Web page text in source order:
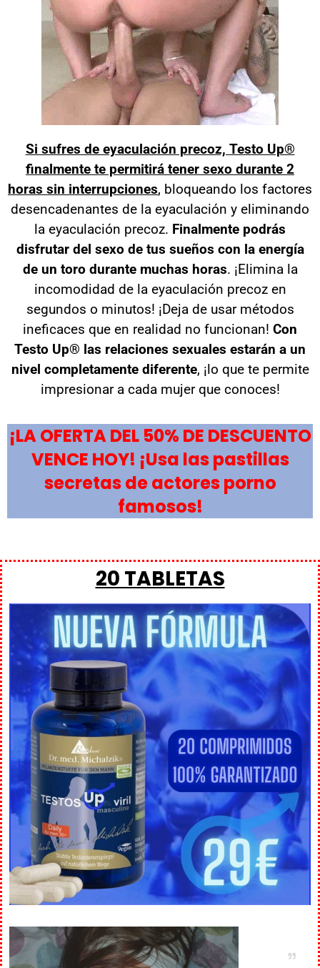
Si sufres de eyaculación precoz, Testo Up®
finalmente te permitirá tener sexo durante 2
horas sin interrupciones, bloqueando los factores
desencadenantes de la eyaculación y eliminando
la eyaculación precoz. Finalmente podrás
disfrutar del sexo de tus sueños con la energía
de un toro durante muchas horas. ¡Elimina la
incomodidad de la eyaculación precoz en
segundos o minutos! ¡Deja de usar métodos
ineficaces que en realidad no funcionan! Con
Testo Up® las relaciones sexuales estarán a un
nivel completamente diferente, ¡lo que te permite
impresionar a cada mujer que conoces!
¡LA OFERTA DEL 50% DE DESCUENTO
VENCE HOY! ¡Usa las pastillas
secretas de actores porno
famosos!
20 TABLETAS